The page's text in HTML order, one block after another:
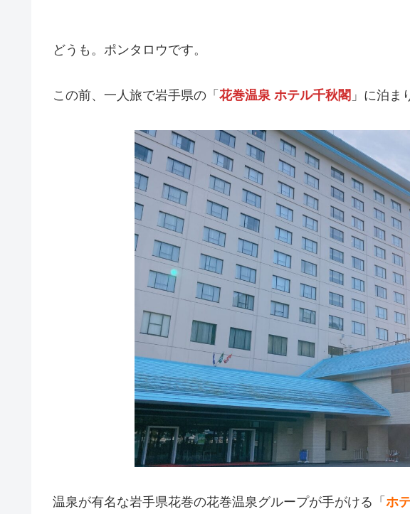
どうも。ポンタロウです。
この前、一人旅で岩手県の「 花巻温泉 ホテル千秋閣 」に泊ま
温泉が有名な岩手県花巻の花巻温泉グループが手がける「 ホ